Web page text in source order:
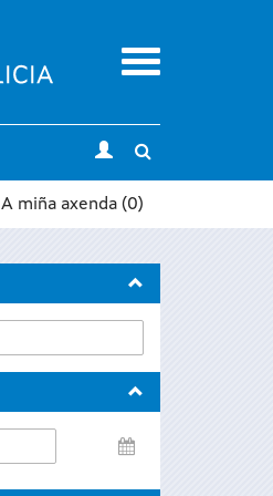
Menu
search
A miña axenda (0)